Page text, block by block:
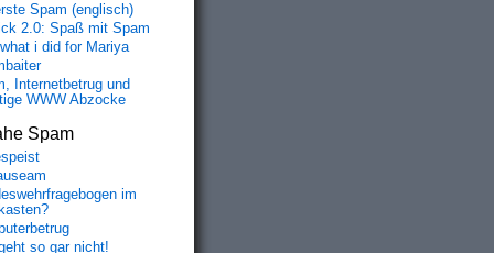
Spam (englisch)
2.0: Spaß mit Spam
what i did for Mariya
Internetbetrug und
WWW Abzocke
Spam
im
so gar nicht!